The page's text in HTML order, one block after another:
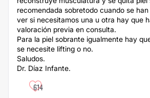
recomendada sobretodo cuando se
ver si necesitamos una u otra hay que
valoración previa en consulta.
Para la piel sobrante igualmente hay
se necesite lifting o no.
Saludos.
Dr. Díaz Infante.
614